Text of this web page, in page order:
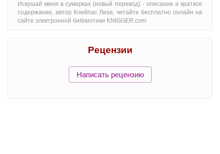
Искушай меня в сумерках (новый перевод) - oписание и краткое
содержание, автор Клейпас Лиза, читайте бесплатно онлайн на
сайте электронной библиотеки KNIGGER.com
Рецензии
Написать рецензию